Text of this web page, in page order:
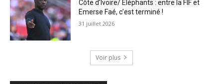
Côte d’Ivoire/ Éléphants : entre la FIF et
Emerse Faé, c’est terminé !
31 juillet 2026
Voir plus